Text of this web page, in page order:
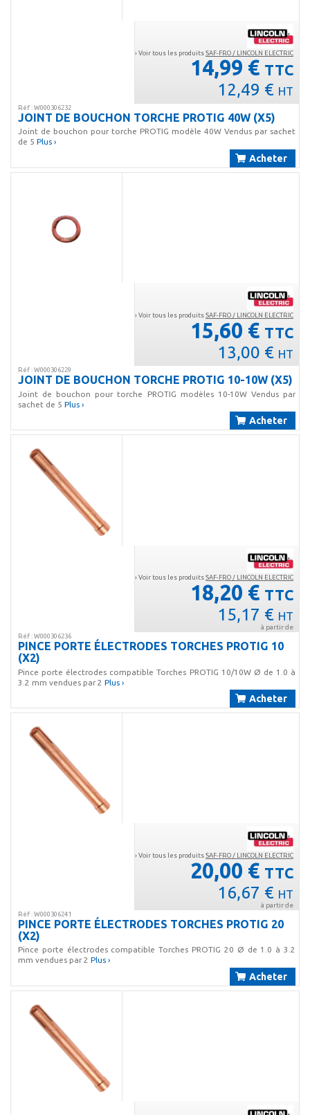
› Voir tous les produitsSAF-FRO / LINCOLN ELECTRIC
14,99 € TTC
12,49 € HT
Réf : W000306232
JOINT DE BOUCHON TORCHE PROTIG 40W (X5)
Joint de bouchon pour torche PROTIG modèle 40W Vendus par sachet
de 5 Plus ›
Acheter
› Voir tous les produitsSAF-FRO / LINCOLN ELECTRIC
15,60 € TTC
13,00 € HT
Réf : W000306229
JOINT DE BOUCHON TORCHE PROTIG 10-10W (X5)
Joint de bouchon pour torche PROTIG modèles 10-10W Vendus par
sachet de 5 Plus ›
Acheter
› Voir tous les produitsSAF-FRO / LINCOLN ELECTRIC
18,20 € TTC
15,17 € HT
à partir de
Réf : W000306236
PINCE PORTE ÉLECTRODES TORCHES PROTIG 10
(X2)
Pince porte électrodes compatible Torches PROTIG 10/10W Ø de 1.0 à
3.2 mm vendues par 2 Plus ›
Acheter
› Voir tous les produitsSAF-FRO / LINCOLN ELECTRIC
20,00 € TTC
16,67 € HT
à partir de
Réf : W000306241
PINCE PORTE ÉLECTRODES TORCHES PROTIG 20
(X2)
Pince porte électrodes compatible Torches PROTIG 20 Ø de 1.0 à 3.2
mm vendues par 2 Plus ›
Acheter